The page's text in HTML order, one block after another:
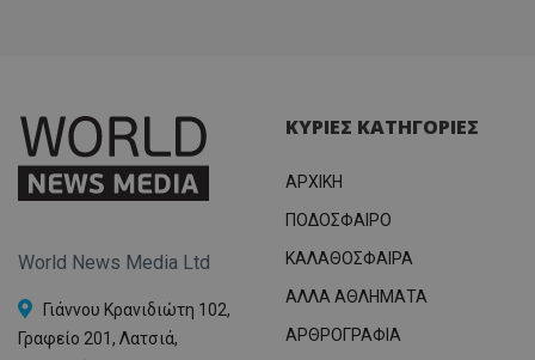
World News Media Ltd
Γιάννου Κρανιδιώτη 102,
Γραφείο 201, Λατσιά,
ΚΥΡΙΕΣ ΚΑΤΗΓΟΡΙΕΣ
ΑΡΧΙΚΗ
ΠΟΔΟΣΦΑΙΡΟ
ΚΑΛΑΘΟΣΦΑΙΡΑ
ΑΛΛΑ ΑΘΛΗΜΑΤΑ
ΑΡΘΡΟΓΡΑΦΙΑ